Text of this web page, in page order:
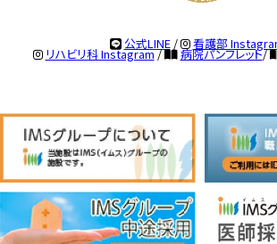
公式LINE/ 看護部
リハビリ科 Instagram/ 病院パンフレット/